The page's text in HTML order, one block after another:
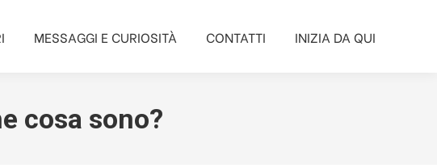
MESSAGGI E CURIOSITÀ CONTATTI INIZIA DA QUI
cosa sono?
MESSAGGI E CURIOSITÀ